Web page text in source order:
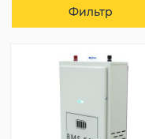
Фильтр